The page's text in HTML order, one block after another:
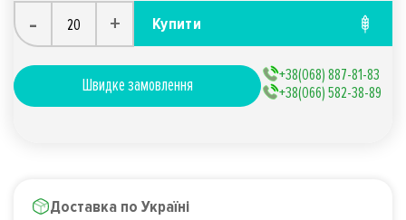
- + Купити
Швидке замовлення
+38(068) 887-81-83
+38(066) 582-38-89
Доставка по Україні